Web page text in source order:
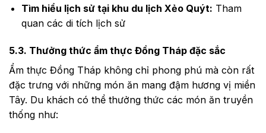
Tìm hiểu lịch sử tại khu du lịch Xẻo Quýt: Tham
quan các di tích lịch sử
5.3. Thưởng thức ẩm thực Đồng Tháp đặc sắc
Ẩm thực Đồng Tháp không chỉ phong phú mà còn rất
đặc trưng với những món ăn mang đậm hương vị miền
Tây. Du khách có thể thưởng thức các món ăn truyền
thống như: